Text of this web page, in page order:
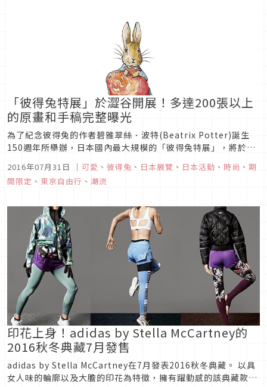
「彼得兔特展」於澀谷開展！多達200張以上
的原畫和手稿完整曝光
為了紀念彼得兔的作者碧雅翠絲．波特(Beatrix Potter)誕生
150週年所舉辦，日本國內最大規模的「彼得兔特展」，將於8
2016年07月31日 ｜ 可愛 、 彼得兔 、 日本展覽 、 日本活動 、 時尚 、 期
間限定 、 東京自由行 、 潮流
印花上身！adidas by Stella McCartney的
2016秋冬典藏7月發售
adidas by Stella McCartney在7月發表2016秋冬典藏。 以具
女人味的輪廓以及大膽的印花為特徵，擁有躍動感的該典藏款。